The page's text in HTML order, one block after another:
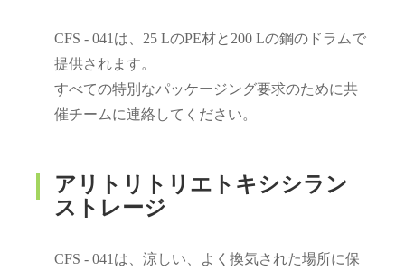
CFS - 041は、25 LのPE材と200 Lの鋼のドラムで
提供されます。
すべての特別なパッケージング要求のために共
催チームに連絡してください。
アリトリトリエトキシシラン
ストレージ
CFS - 041は、涼しい、よく換気された場所に保